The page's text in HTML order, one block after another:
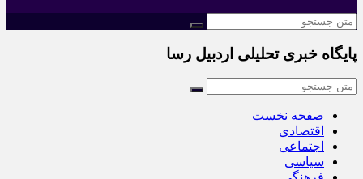
پایگاه خبری تحلیلی اردبیل رسا
صفحه نخست
اقتصادی
اجتماعی
سیاسی